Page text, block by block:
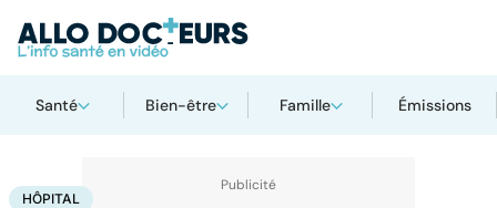
Santé Bien-être Famille Émissions
AccueilSanté
HÔPITAL